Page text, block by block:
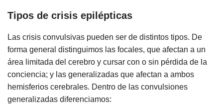
Tipos de crisis epilépticas
Las crisis convulsivas pueden ser de distintos tipos. De
forma general distinguimos las focales, que afectan a un
área limitada del cerebro y cursar con o sin pérdida de la
conciencia; y las generalizadas que afectan a ambos
hemisferios cerebrales. Dentro de las convulsiones
generalizadas diferenciamos: